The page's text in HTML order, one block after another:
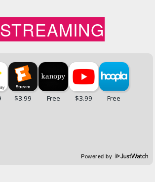
STREAMING
Powered by